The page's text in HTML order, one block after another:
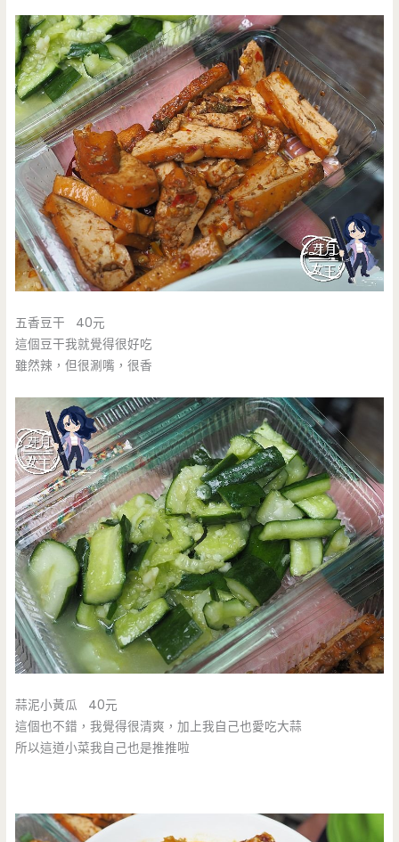
五香豆干 40元
這個豆干我就覺得很好吃
雖然辣，但很涮嘴，很香
蒜泥小黃瓜 40元
這個也不錯，我覺得很清爽，加上我自己也愛吃大蒜
所以這道小菜我自己也是推推啦